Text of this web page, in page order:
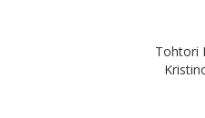
Tohtori